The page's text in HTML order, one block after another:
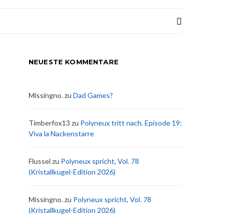
NEUESTE KOMMENTARE
Missingno.zu Dad Games?
Timberfox13 zu Polyneux tritt nach. Episode 19:
Viva la Nackenstarre
Flussel zu Polyneux spricht, Vol. 78
(Kristallkugel-Edition 2026)
Missingno.zu Polyneux spricht, Vol. 78
(Kristallkugel-Edition 2026)